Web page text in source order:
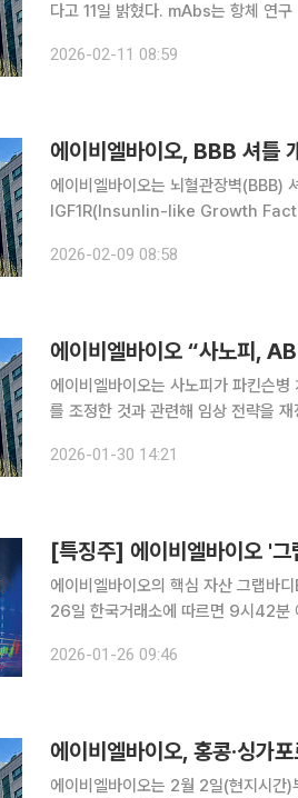
다고 11일 밝혔다. mAbs는 항체 연구 및 개발
적ㆍ임상적 전략에 대한 리뷰’로 이
2026-02-11 08:59
에이비엘바이오, BBB 셔틀
에이비엘바이오는 뇌혈관장벽
IGF1R(Insunlin-like Growth
세포의 성장과 생존 신호를 전달하며
2026-02-09 08:58
에이비엘바이오 “사노피,
에이비엘바이오는 사노피가 파킨슨
를 조정한 것과 관련해 임상 전략을 재정비하는
은 현재도 사노피의 파이프라인 자산
2026-01-30 14:21
[특징주] 에이비엘바이오 '
에이비엘바이오의 핵심 자산 그랩바
26일 한국거래소에 따르면 9시42
자산인 ‘그랩바디B’ 플랫폼 가치를
2026-01-26 09:46
에이비엘바이오, 홍콩·싱가
에이비엘바이오는 2월 2일(현지시간